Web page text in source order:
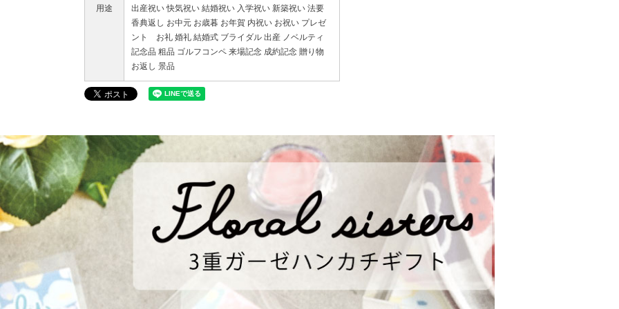
用途
出産祝い 快気祝い 結婚祝い 入学祝い 新築祝い 法要
香典返し お中元 お歳暮 お年賀 内祝い お祝い プレゼ
ント お礼 婚礼 結婚式 ブライダル 出産 ノベルティ
記念品 粗品 ゴルフコンペ 来場記念 成約記念 贈り物
お返し 景品